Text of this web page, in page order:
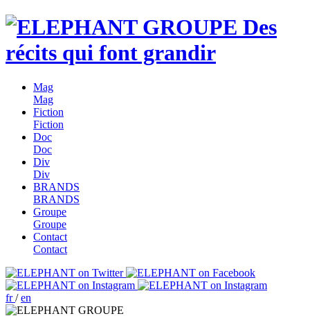
Des
récits qui font grandir
Mag
Mag
Fiction
Fiction
Doc
Doc
Div
Div
BRANDS
BRANDS
Groupe
Groupe
Contact
Contact
fr/ en